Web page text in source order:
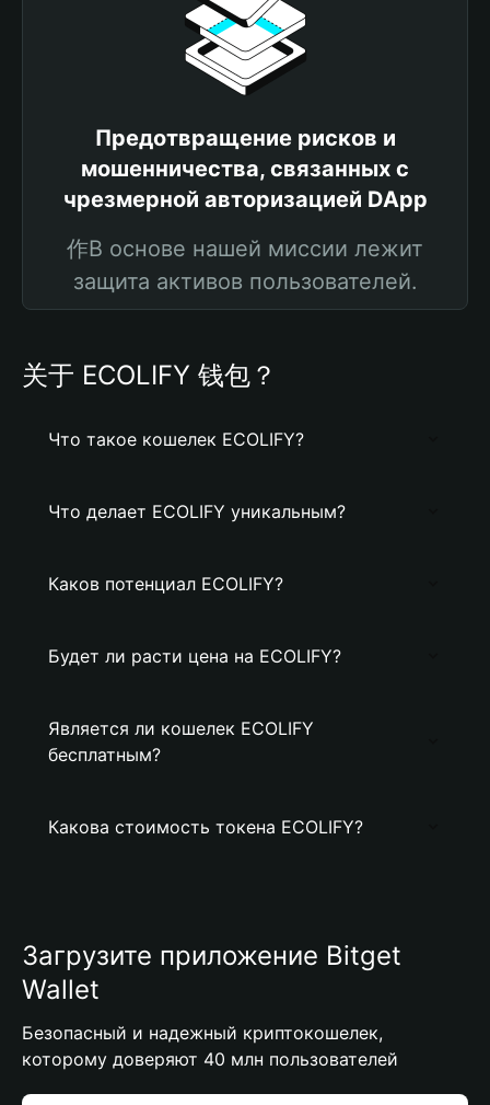
Предотвращение рисков и
мошенничества, связанных с
чрезмерной авторизацией DApp
作В основе нашей миссии лежит
защита активов пользователей.
关于 ECOLIFY 钱包？
Что такое кошелек ECOLIFY?
Что делает ECOLIFY уникальным?
Каков потенциал ECOLIFY?
Будет ли расти цена на ECOLIFY?
Является ли кошелек ECOLIFY
бесплатным?
Какова стоимость токена ECOLIFY?
Загрузите приложение Bitget
Wallet
Безопасный и надежный криптокошелек,
которому доверяют 40 млн пользователей